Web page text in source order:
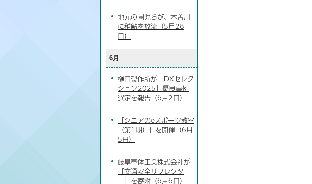
地元の園児らが、木曽川
に稚鮎を放流（5月28
日）
6月
樋口製作所が「DXセレク
ション2025」優良事例
選定を報告（6月2日）
「シニアのeスポーツ教室
（第1期）」を開催（6月
5日）
岐阜車体工業株式会社が
「交通安全リフレクタ
ー」を寄附（6月6日）